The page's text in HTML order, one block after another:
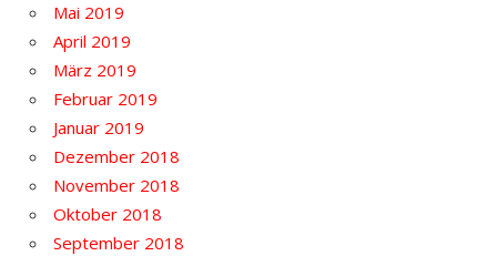
Mai 2019
April 2019
März 2019
Februar 2019
Januar 2019
Dezember 2018
November 2018
Oktober 2018
September 2018